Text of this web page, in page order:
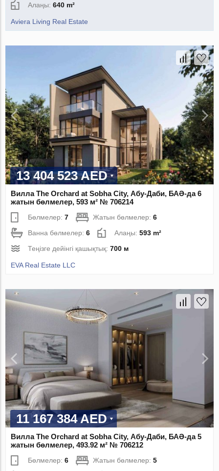
Алаңы:640 m²
Aviera Living Real Estate
13 404 523 AED
Вилла The Orchard at Sobha City, Абу-Даби, БАӘ-да 6
жатын бөлмелер, 593 м² № 706214
Бөлмелер:7 Жатын бөлмелер:6
Ванна бөлмелер:6 Алаңы:593 m²
Теңізге дейінгі қашықтық:700 м
EVA Real Estate LLC
11 167 384 AED
Вилла The Orchard at Sobha City, Абу-Даби, БАӘ-да 5
жатын бөлмелер, 493.92 м² № 706212
Бөлмелер:6 Жатын бөлмелер:5